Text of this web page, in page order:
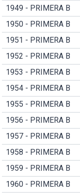
1949 - PRIMERA B
1950 - PRIMERA B
1951 - PRIMERA B
1952 - PRIMERA B
1953 - PRIMERA B
1954 - PRIMERA B
1955 - PRIMERA B
1956 - PRIMERA B
1957 - PRIMERA B
1958 - PRIMERA B
1959 - PRIMERA B
1960 - PRIMERA B